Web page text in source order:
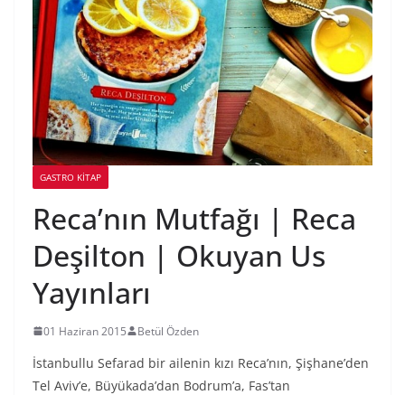
GASTRO KITAP
Reca’nın Mutfağı | Reca
Deşilton | Okuyan Us
Yayınları
01 Haziran 2015 Betül Özden
İstanbullu Sefarad bir ailenin kızı Reca’nın, Şişhane’den
Tel Aviv’e, Büyükada’dan Bodrum’a, Fas’tan